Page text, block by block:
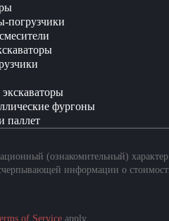
погрузчики
фургоны
паллет
(ознакомительный)
информации о
of Service apply.